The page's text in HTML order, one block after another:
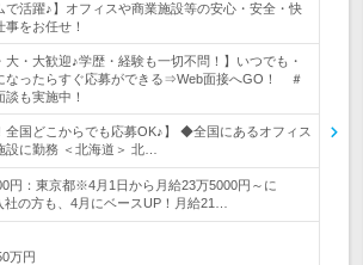
で活躍♪】オフィスや商業施設等の安心・安全・快
をお任せ！
大・大歓迎♪学歴・経験も一切不問！】いつでも・
なったらすぐ応募ができる⇒Web面接へGO！ ＃
談も実施中！
全国どこからでも応募OK♪】 ◆全国にあるオフィス
設に勤務 ＜北海道＞ 北…
円：東京都※4月1日から月給23万5000円～に
の方も、4月にベースUP！月給21…
万円